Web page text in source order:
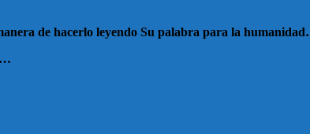
de hacerlo leyendo Su palabra para la